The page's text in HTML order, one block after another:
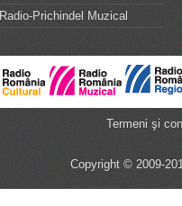
Radio-Prichindel Muzical
Termeni şi
Copyright © 2009-